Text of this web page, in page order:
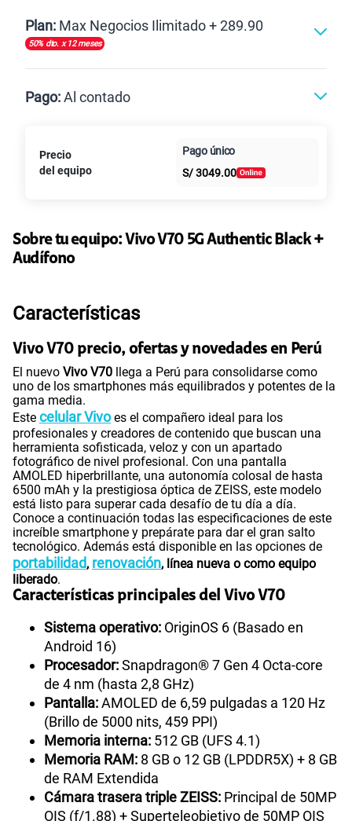
Postpago
Plan: Max Negocios Ilimitado + 289.90
50% dto. x 12 meses
Paga solo
125GBen alta velocidad
S/ 79.90 S/
50% dto. x 6 meses
Paga solo
S/ 95.90 S/47.95
Paga solo
Paga solo
110GBen alta velocidad
S/69.90
Paga solo
175GBen alta velocidad
S/ 159.90 S/79.95
50% dto. x 12 meses
Paga solo
185GBen alta velocidad
S/ 189.90 S/94.95
50% dto. x 12 meses
S/ 289.90 S/144.95
Pago:Al contado
Al contado Cuotas Claro
intereses
Precio
del equipo
Pago único
S/3049.00
Sobre tu equipo: Vivo V70 5G Authentic Black +
Audífono
Características
Vivo V70 precio, ofertas y novedades en Perú
El nuevo Vivo V70 llega a Perú para consolidarse como
uno de los smartphones más equilibrados y potentes de la
gama media.
Este celular Vivoes el compañero ideal para los
profesionales y creadores de contenido que buscan una
herramienta sofisticada, veloz y con un apartado
fotográfico de nivel profesional. Con una pantalla
AMOLED hiperbrillante, una autonomía colosal de hasta
6500 mAh y la prestigiosa óptica de ZEISS, este modelo
está listo para superar cada desafío de tu día a día.
Conoce a continuación todas las especificaciones de este
increíble smartphone y prepárate para dar el gran salto
tecnológico. Además está disponible en las opciones de
portabilidad, renovación, línea nueva o como equipo
liberado.
Características principales del Vivo V70
Sistema operativo: OriginOS 6 (Basado en
Android 16)
Procesador:Snapdragon® 7 Gen 4 Octa-core
de 4 nm (hasta 2,8 GHz)
Pantalla:AMOLED de 6,59 pulgadas a 120 Hz
(Brillo de 5000 nits, 459 PPI)
Memoria interna: 512 GB (UFS 4.1)
Memoria RAM: 8 GB o 12 GB (LPDDR5X) + 8 GB
de RAM Extendida
Cámara trasera triple ZEISS: Principal de 50MP
OIS (f/1.88) + Superteleobjetivo de 50MP OIS